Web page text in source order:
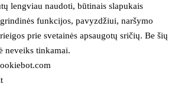
lengviau naudoti, būtinais slapukais
funkcijos, pavyzdžiui, naršymo
prie svetainės apsaugotų sričių. Be šių
neveiks tinkamai.